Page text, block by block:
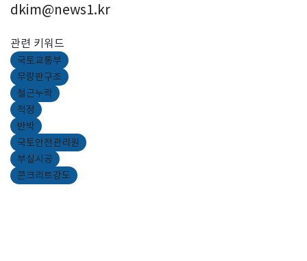
dkim@news1.kr
관련 키워드
국토교통부
무량판구조
철근누락
적정
반박
국토안전관리원
부실시공
콘크리트강도